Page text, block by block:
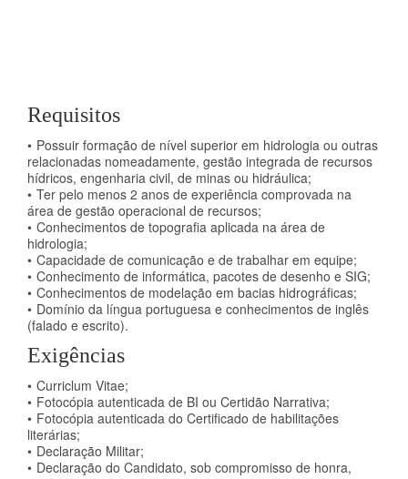
Requisitos
Possuir formação de nível superior em hidrologia ou outras
relacionadas nomeadamente, gestão integrada de recursos
hídricos, engenharia civil, de minas ou hidráulica;
Ter pelo menos 2 anos de experiência comprovada na
área de gestão operacional de recursos;
Conhecimentos de topografia aplicada na área de
hidrologia;
Capacidade de comunicação e de trabalhar em equipe;
Conhecimento de informática, pacotes de desenho e SIG;
Conhecimentos de modelação em bacias hidrográficas;
Domínio da língua portuguesa e conhecimentos de inglês
(falado e escrito).
Exigências
Curriclum Vitae;
Fotocópia autenticada de BI ou Certidão Narrativa;
Fotocópia autenticada do Certificado de habilitações
literárias;
Declaração Militar;
Declaração do Candidato, sob compromisso de honra,